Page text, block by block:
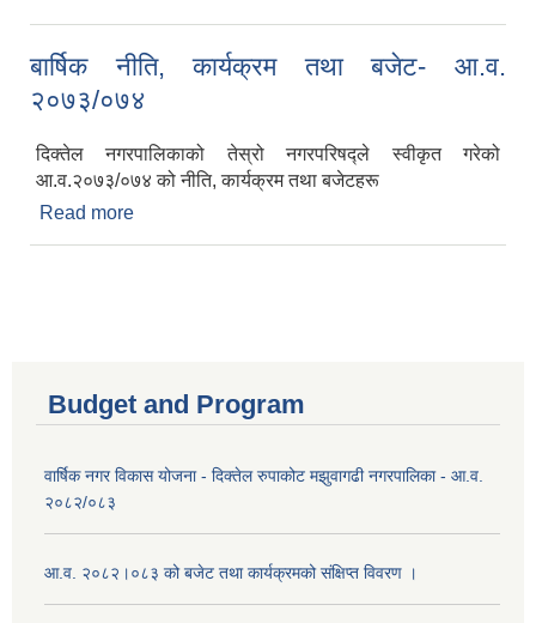
बार्षिक नीति, कार्यक्रम तथा बजेट- आ.व.
२०७३/०७४
दिक्तेल नगरपालिकाको तेस्रो नगरपरिषद्ले स्वीकृत गरेको
आ.व.२०७३/०७४ को नीति, कार्यक्रम तथा बजेटहरू
Read more
Budget and Program
वार्षिक नगर विकास योजना - दिक्तेल रुपाकोट मझुवागढी नगरपालिका - आ.व.
२०८२/०८३
आ.व. २०८२।०८३ को बजेट तथा कार्यक्रमको संक्षिप्त विवरण ।